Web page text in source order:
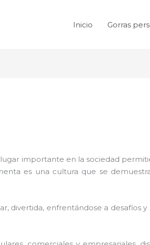
Inicio Gorras
importante en la sociedad
es una cultura que se
divertida, enfrentándose a desafíos